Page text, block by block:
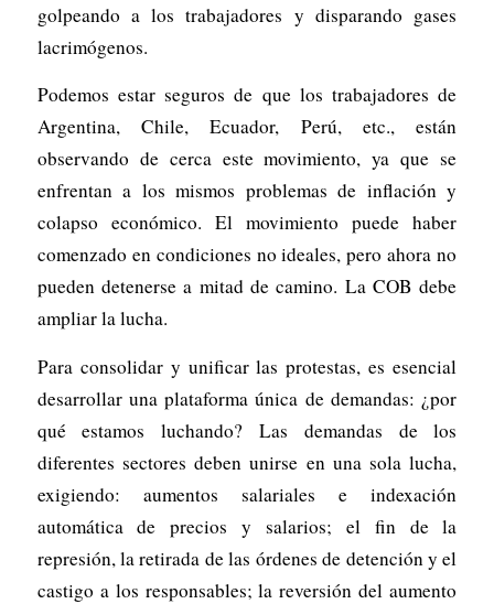
golpeando a los trabajadores y disparando gases
lacrimógenos.
Podemos estar seguros de que los trabajadores de
Argentina, Chile, Ecuador, Perú, etc., están
observando de cerca este movimiento, ya que se
enfrentan a los mismos problemas de inflación y
colapso económico. El movimiento puede haber
comenzado en condiciones no ideales, pero ahora no
pueden detenerse a mitad de camino. La COB debe
ampliar la lucha.
Para consolidar y unificar las protestas, es esencial
desarrollar una plataforma única de demandas: ¿por
qué estamos luchando? Las demandas de los
diferentes sectores deben unirse en una sola lucha,
exigiendo: aumentos salariales e indexación
automática de precios y salarios; el fin de la
represión, la retirada de las órdenes de detención y el
castigo a los responsables; la reversión del aumento